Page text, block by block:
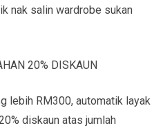
nak salin wardrobe sukan
20% DISKAUN
lebih RM300, automatik layak
diskaun atas jumlah